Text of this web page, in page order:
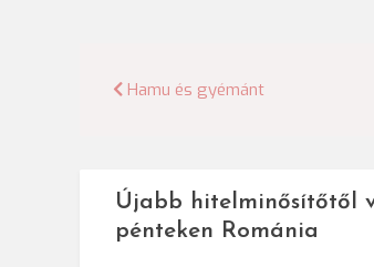
Bejegyzés
Hamu és gyémánt
Újabb hitelminősítőtől
pénteken Románia